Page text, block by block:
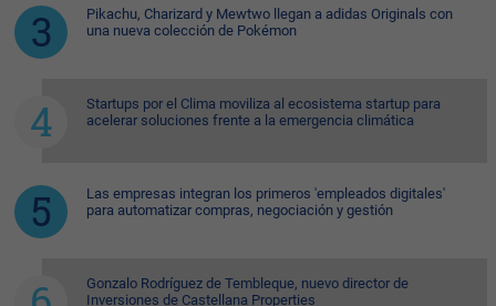
Pikachu, Charizard y Mewtwo llegan a adidas Originals con
una nueva colección de Pokémon
Startups por el Clima moviliza al ecosistema startup para
acelerar soluciones frente a la emergencia climática
Las empresas integran los primeros 'empleados digitales'
para automatizar compras, negociación y gestión
Gonzalo Rodríguez de Tembleque, nuevo director de
Inversiones de Castellana Properties